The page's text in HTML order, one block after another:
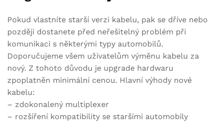
Pokud vlastníte starší verzi kabelu, pak se dříve nebo
později dostanete před neřešitelný problém při
komunikaci s některými typy automobilů.
Doporučujeme všem uživatelům výměnu kabelu za
nový. Z tohoto důvodu je upgrade hardwaru
zpoplatněn minimální cenou. Hlavní výhody nové
kabelu:
– zdokonalený multiplexer
– rozšíření kompatibility se staršími automobily